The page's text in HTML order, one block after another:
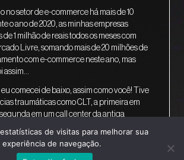
no setor de e-commerce há mais de 10
o ano de 2020, as minhas empresas
1 milhão de reais todos os meses com
Livre, somando mais de 20 milhões de
com e-commerce neste ano, mas
comecei de baixo, assim como você! Tive
traumáticas como CLT, a primeira em
em um call center da antiga
para alguém novamente. Eu seria
de visitas para melhorar sua
experiência de navegação.